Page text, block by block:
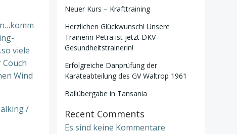
viele
Wind
/
Neuer Kurs – Krafttraining
Herzlichen Glückwunsch! Unsere
Trainerin Petra ist jetzt DKV-
Gesundheitstrainerin!
Erfolgreiche Danprüfung der
Karateabteilung des GV Waltrop 1961
Ballübergabe in Tansania
Recent Comments
Es sind keine Kommentare